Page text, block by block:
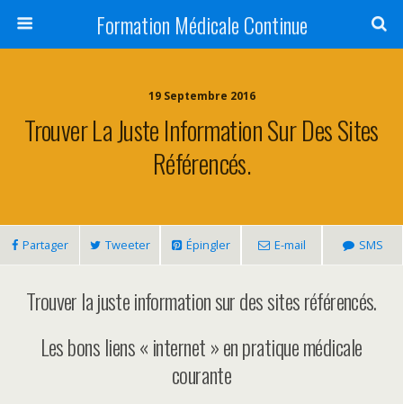
Formation Médicale Continue
19 Septembre 2016
Trouver La Juste Information Sur Des Sites
Référencés.
Partager Tweeter Épingler E-mail SMS
Trouver la juste information sur des sites référencés.
Les bons liens « internet » en pratique médicale
courante